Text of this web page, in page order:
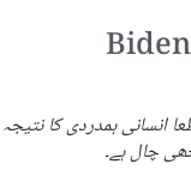
انسانی ہمدردی کا
چال ہے۔